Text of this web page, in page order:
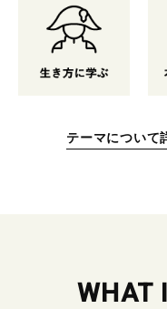
テーマについて
WHAT